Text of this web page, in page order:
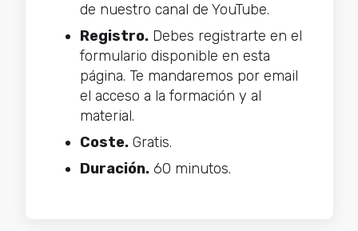
de nuestro canal de YouTube.
Registro.Debes registrarte en el
formulario disponible en esta
página. Te mandaremos por email
el acceso a la formación y al
material.
Coste.Gratis.
Duración.60 minutos.